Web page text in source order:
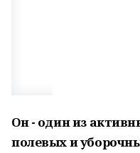
Он - один из
полевых и